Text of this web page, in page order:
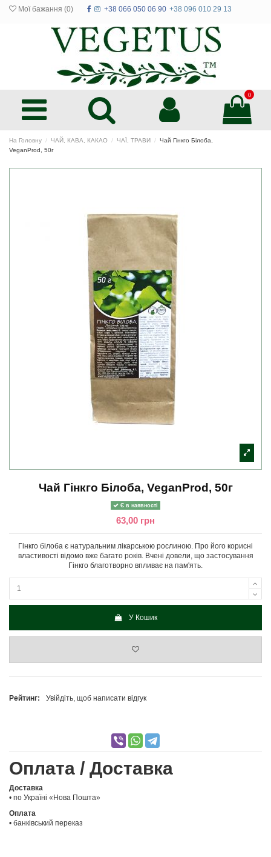
Мої бажання (0) +38 066 050 06 90 +38 096 010 29 13
0
На Головну ЧАЙ, КАВА, КАКАО ЧАЇ, ТРАВИ
Чай Гінкго Білоба,
VeganProd, 50г
Чай Гінкго Білоба, VeganProd, 50г
Є в наявності
63,00 грн
Гінкго білоба є натуральним лікарською рослиною. Про його корисні
властивості відомо вже багато років. Вчені довели, що застосування
Гінкго благотворно впливає на пам'ять.
У Кошик
Рейтинг: Увійдіть, щоб написати відгук
Оплата / Доставка
Доставка
• по Україні «Нова Пошта»
Оплата
• банківський переказ